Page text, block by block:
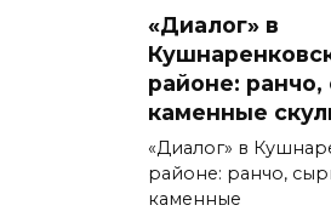
«Диалог» в
районе:
каменные
«Диалог» в
районе: ранчо,
каменные